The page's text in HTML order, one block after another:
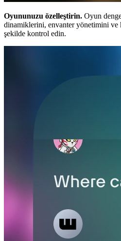
Oyununuzu özelleştirin. Oyun
dinamiklerini, envanter yönetimini ve
şekilde kontrol edin.